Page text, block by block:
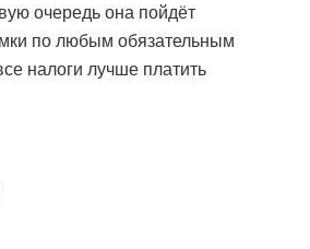
очередь она пойдёт
по любым обязательным
налоги лучше платить